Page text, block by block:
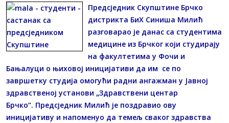
Предсједник Скупштине Брчко
дистрикта БиХ Синиша Милић
разговарао је данас са студентима
медицине из Брчког који студирају
на факултетима у Фочи и
Бањалуци о њиховој иницијативи да им се по
завршетку студија омогући радни ангажман у Јавној
здравственој установи „Здравствени центар
Брчко“. Предсједник Милић је поздравио ову
иницијативу и напоменуо да темељ сваког здравства